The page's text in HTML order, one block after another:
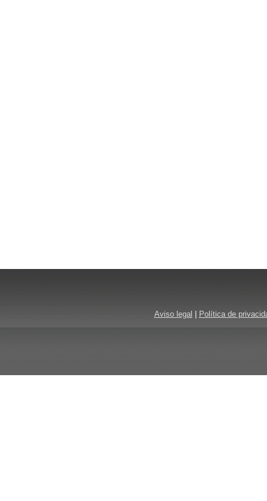
Aviso legal Política de